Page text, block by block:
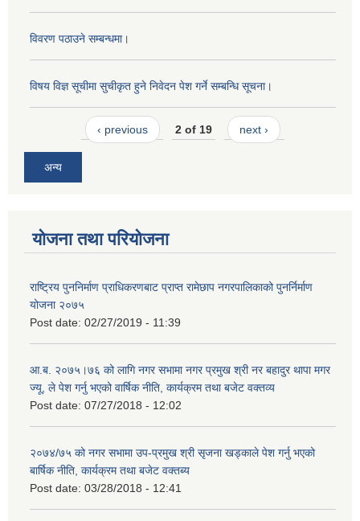
विवरण पठाउने सम्बन्धमा।
विषय विज्ञ सूचीमा सुचीकृत हुने निवेदन पेश गर्ने सम्बन्धि सूचना।
‹ previous 2 of 19 next ›
अन्य
योजना तथा परियोजना
राष्ट्रिय पुननिर्माण प्राधिकरणबाट प्राप्त रामेछाप नगरपालिकाको पुनर्निर्माण
योजना २०७५
Post date: 02/27/2019 - 11:39
आ.ब. २०७५।७६ को लागि नगर सभामा नगर प्रमुख श्री नर बहादुर थापा मगर
ज्यू, ले पेश गर्नु भएको वार्षिक नीति, कार्यक्रम तथा बजेट वक्तव्य
Post date: 07/27/2018 - 12:02
२०७४/७५ को नगर सभामा उप-प्रमुख श्री सृजना खड्काले पेश गर्नु भएको
बार्षिक नीति, कार्यक्रम तथा बजेट वक्तब्य
Post date: 03/28/2018 - 12:41